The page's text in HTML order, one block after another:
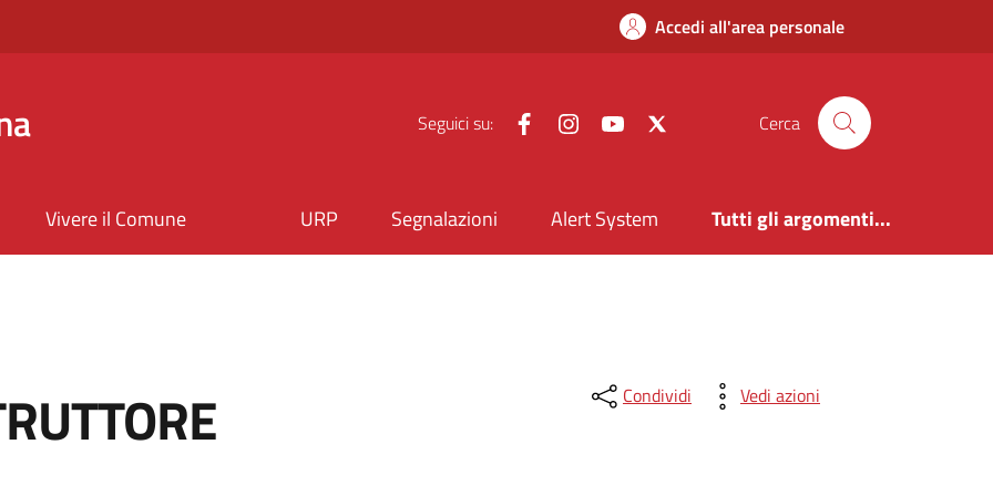
Accedi all'area personale
Seguici su: FacebookInstagramYouTube Cerca
Vivere il Comune URP Segnalazioni Alert System Tutti gli argomenti...
Condividi Vedi azioni